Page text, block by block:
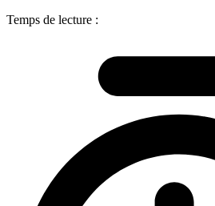
Temps de lecture :